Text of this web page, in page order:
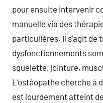
pour ensuite intervenir
manuelle via des
particulières. Il s’agit de
dysfonctionnements
squelette, jointure,
L’ostéopathe cherche à
est lourdement atteint